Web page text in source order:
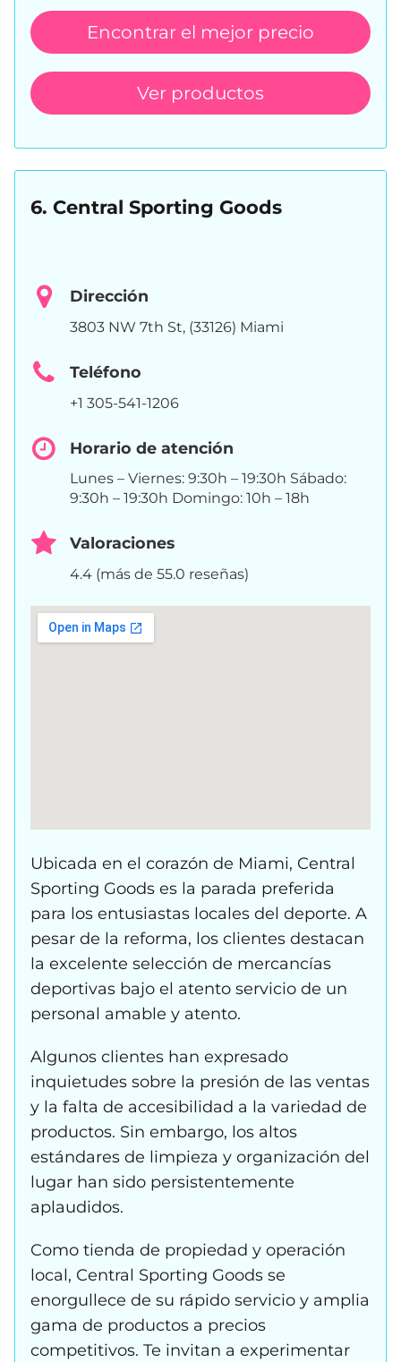
Encontrar el mejor precio
Ver productos
6. Central Sporting Goods
Dirección
3803 NW 7th St, (33126) Miami
Teléfono
+1 305-541-1206
Horario de atención
Lunes – Viernes: 9:30h – 19:30h Sábado:
9:30h – 19:30h Domingo: 10h – 18h
Valoraciones
4.4 (más de 55.0 reseñas)
Ubicada en el corazón de Miami, Central
Sporting Goods es la parada preferida
para los entusiastas locales del deporte. A
pesar de la reforma, los clientes destacan
la excelente selección de mercancías
deportivas bajo el atento servicio de un
personal amable y atento.
Algunos clientes han expresado
inquietudes sobre la presión de las ventas
y la falta de accesibilidad a la variedad de
productos. Sin embargo, los altos
estándares de limpieza y organización del
lugar han sido persistentemente
aplaudidos.
Como tienda de propiedad y operación
local, Central Sporting Goods se
enorgullece de su rápido servicio y amplia
gama de productos a precios
competitivos. Te invitan a experimentar